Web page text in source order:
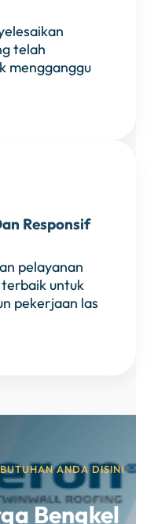
telah
mengganggu
Responsif
pelayanan
untuk
pekerjaan las
ANDA DISINI
Bengkel